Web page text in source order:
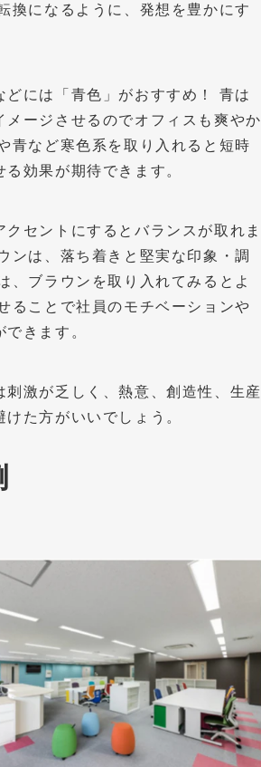
換になるように、発想を豊かにす
には「青色」がおすすめ！ 青は
ージさせるのでオフィスも爽やか
青など寒色系を取り入れると短時
効果が期待できます。
セントにするとバランスが取れま
ンは、落ち着きと堅実な印象・調
、ブラウンを取り入れてみるとよ
ることで社員のモチベーションや
きます。
激が乏しく、熱意、創造性、生産
た方がいいでしょう。